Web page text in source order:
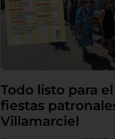
Todo listo para
fiestas
Villamarciel